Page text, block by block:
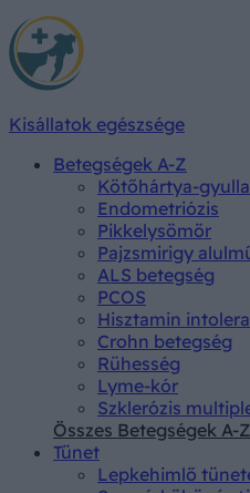
Kisállatok egészsége
Betegségek A-Z
Kötőhártya-
Endometriózis
Pikkelysömör
Pajzsmirigy
ALS betegség
PCOS
Hisztamin
Crohn betegség
Rühesség
Lyme-kór
Szklerózis
Összes Betegségek A-Z
Tünet
Lepkehimlő